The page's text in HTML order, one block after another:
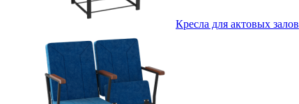
Кресла для актовых залов